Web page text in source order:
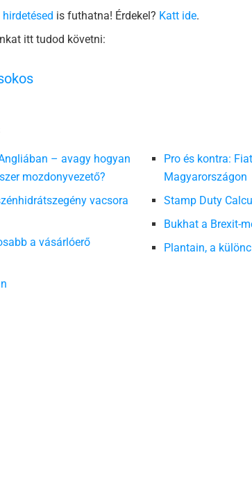
hirdetésed is futhatna! Érdekel? Katt ide.
itt tudod követni:
– avagy hogyan
mozdonyvezető?
vacsora
a vásárlóerő
Pro és kontra:
Magyarországon
Stamp Duty
Bukhat a Brexit-
Plantain, a